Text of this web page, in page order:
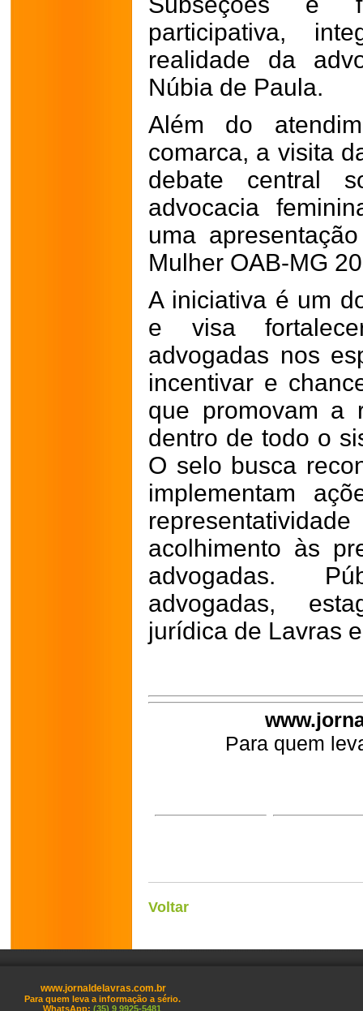
participativa,
realidade da
Núbia de Paula.
Além do
comarca, a visita
debate central
advocacia
uma
Mulher OAB-MG
A iniciativa é um
e visa
advogadas nos
incentivar e
que promovam a
dentro de todo o
O selo busca
implementam
acolhimento às
advogadas.
advogadas,
jurídica de Lavras
Para quem
Voltar
www.jornaldelavras.com.br
Para quem leva a informação a sério.
WhatsApp: (35) 9 9925-5481